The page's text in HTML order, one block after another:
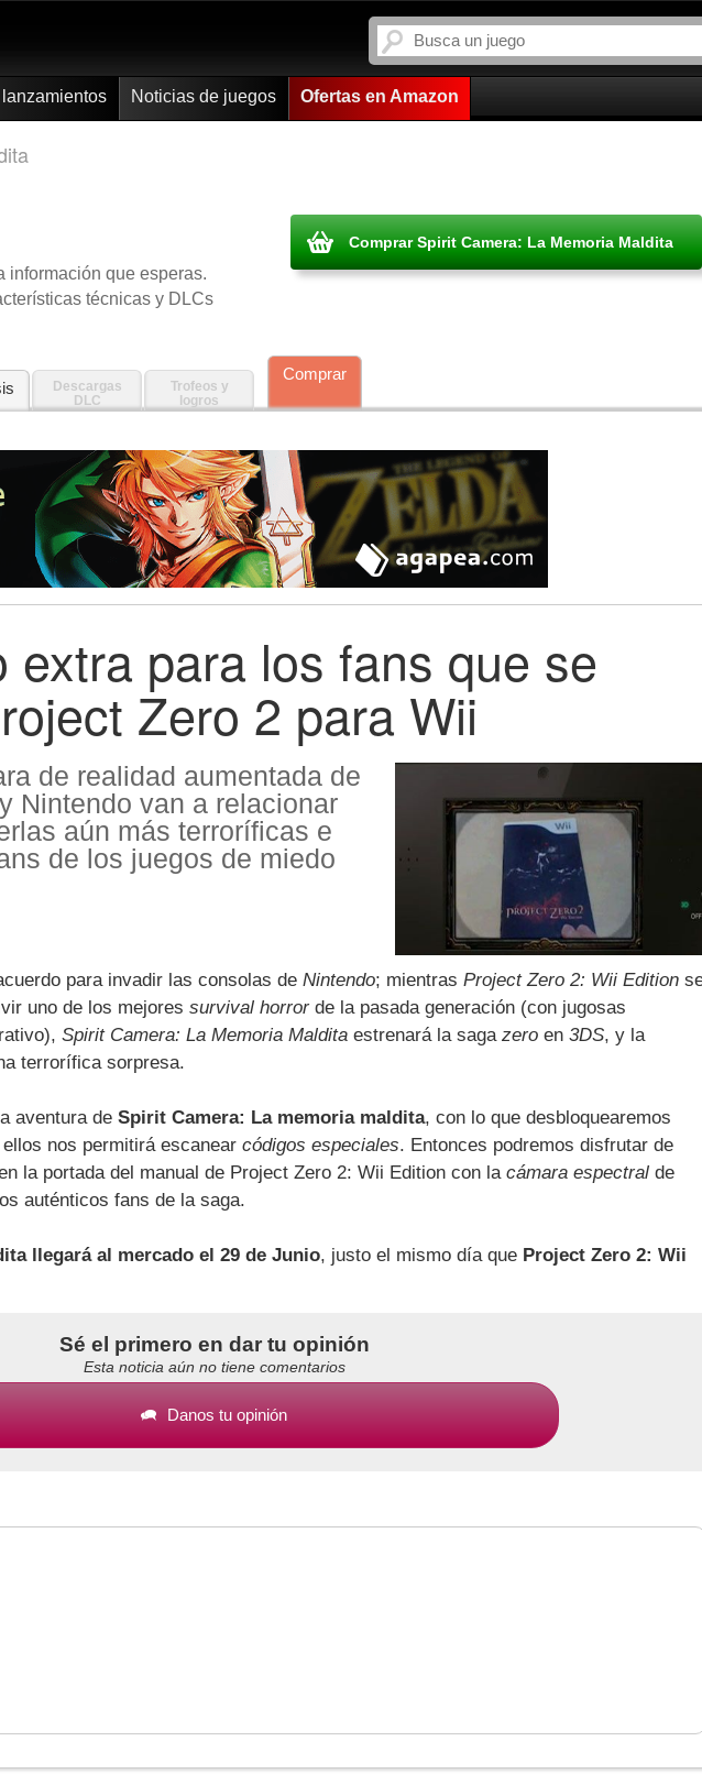
Noticias de juegos Ofertas en Amazon
información que esperas.
técnicas y DLCs
Comprar Spirit Camera: La Memoria Maldita
Descargas
DLC
Trofeos y
logros
Comprar
extra para los fans que se
Zero 2 para Wii
de realidad aumentada de
Nintendo van a relacionar
aún más terroríficas e
de los juegos de miedo
para invadir las consolas deNintendo; mientrasProject Zero 2: Wii Edition
uno de los mejoressurvival horrorde la pasada generación (con jugosas
Spirit Camera: La Memoria Maldita estrenará la sagazero en3DS, y la
terrorífica sorpresa.
aventura deSpirit Camera: La memoria maldita, con lo que desbloquearemos
nos permitirá escanearcódigos especiales. Entonces podremos disfrutar de
la portada del manual de Project Zero 2: Wii Edition con lacámara espectral de
auténticos fans de la saga.
llegará al mercado el 29 de Junio, justo el mismo día que Project Zero 2: Wii
Sé el primero en dar tu opinión
Esta noticia aún no tiene comentarios
Danos tu opinión